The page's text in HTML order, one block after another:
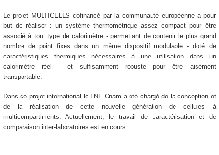
Le projet MULTICELLS cofinancé par la communauté européenne a pour
but de réaliser : un système thermométrique assez compact pour être
associé à tout type de calorimètre - permettant de contenir le plus grand
nombre de point fixes dans un même dispositif modulable - doté de
caractéristiques thermiques nécessaires à une utilisation dans un
calorimètre réel - et suffisamment robuste pour être aisément
transportable.
Dans ce projet international le LNE-Cnam a été chargé de la conception et
de la réalisation de cette nouvelle génération de cellules à
multicompartiments. Actuellement, le travail de caractérisation et de
comparaison inter-laboratoires est en cours.